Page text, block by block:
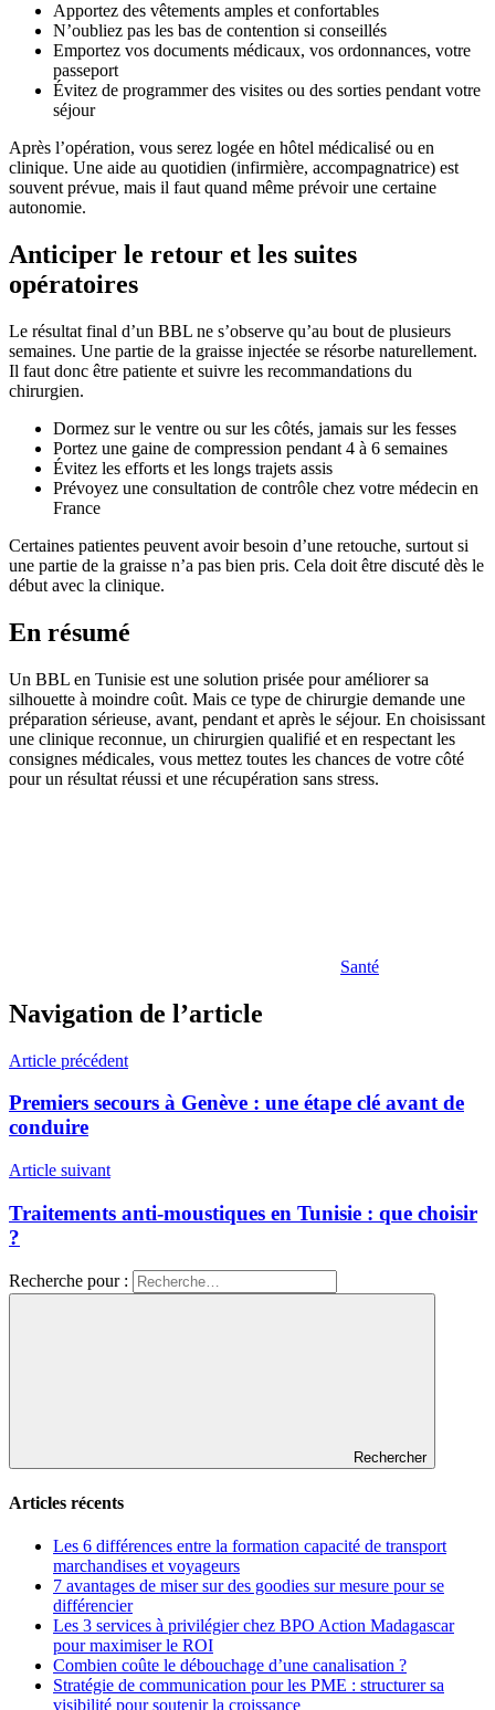
Apportez des vêtements amples et confortables
N’oubliez pas les bas de contention si conseillés
Emportez vos documents médicaux, vos ordonnances, votre
passeport
Évitez de programmer des visites ou des sorties pendant votre
séjour
Après l’opération, vous serez logée en hôtel médicalisé ou en
clinique. Une aide au quotidien (infirmière, accompagnatrice) est
souvent prévue, mais il faut quand même prévoir une certaine
autonomie.
Anticiper le retour et les suites
opératoires
Le résultat final d’un BBL ne s’observe qu’au bout de plusieurs
semaines. Une partie de la graisse injectée se résorbe naturellement.
Il faut donc être patiente et suivre les recommandations du
chirurgien.
Dormez sur le ventre ou sur les côtés, jamais sur les fesses
Portez une gaine de compression pendant 4 à 6 semaines
Évitez les efforts et les longs trajets assis
Prévoyez une consultation de contrôle chez votre médecin en
France
Certaines patientes peuvent avoir besoin d’une retouche, surtout si
une partie de la graisse n’a pas bien pris. Cela doit être discuté dès le
début avec la clinique.
En résumé
Un BBL en Tunisie est une solution prisée pour améliorer sa
silhouette à moindre coût. Mais ce type de chirurgie demande une
préparation sérieuse, avant, pendant et après le séjour. En choisissant
une clinique reconnue, un chirurgien qualifié et en respectant les
consignes médicales, vous mettez toutes les chances de votre côté
pour un résultat réussi et une récupération sans stress.
Santé
Navigation de l’article
Article précédent
Premiers secours à Genève : une étape clé avant de
conduire
Article suivant
Traitements anti-moustiques en Tunisie : que choisir
?
Recherche pour :
Rechercher
Articles récents
Les 6 différences entre la formation capacité de transport
marchandises et voyageurs
7 avantages de miser sur des goodies sur mesure pour se
différencier
Les 3 services à privilégier chez BPO Action Madagascar
pour maximiser le ROI
Combien coûte le débouchage d’une canalisation ?
Stratégie de communication pour les PME : structurer sa
visibilité pour soutenir la croissance